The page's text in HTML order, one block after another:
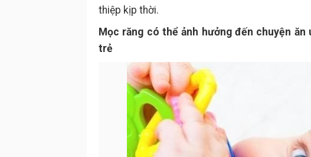
thiệp kịp thời.
Mọc răng có thể ảnh hưởng đến chuyện
trẻ